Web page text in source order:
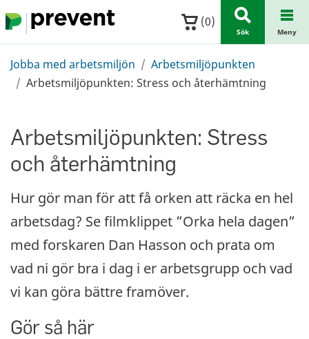
Hoppa till huvudinnehållet (0)
Sök Meny
Jobba med arbetsmiljön
Arbetsmiljöpunkten
Arbetsmiljöpunkten: Stress och återhämtning
Arbetsmiljöpunkten: Stress
och återhämtning
Hur gör man för att få orken att räcka en hel
arbetsdag? Se filmklippet ”Orka hela dagen”
med forskaren Dan Hasson och prata om
vad ni gör bra i dag i er arbetsgrupp och vad
vi kan göra bättre framöver.
Gör så här